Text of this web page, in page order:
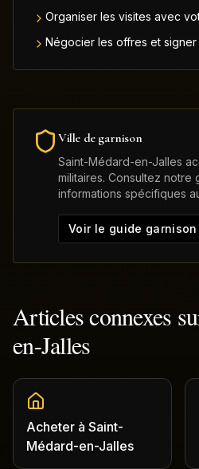
Organiser les visites avec
Négocier les offres et signer
Ville de garnison
Saint-Médard-en-Jalles
militaires. Consultez
informations spécifiques
Voir le guide garnison
Articles connexes
en-Jalles
Acheter à Saint-
Médard-en-Jalles